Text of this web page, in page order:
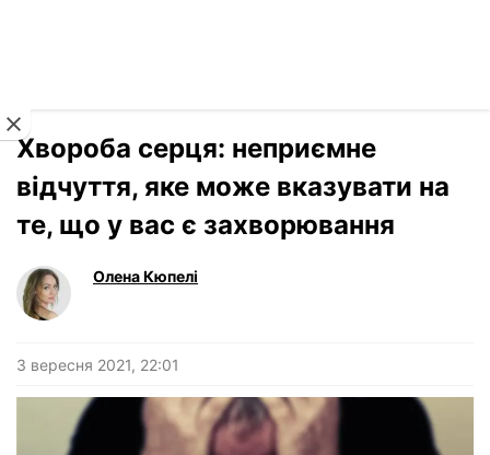
Хвороба серця: неприємне
відчуття, яке може вказувати на
те, що у вас є захворювання
Олена Кюпелі
3 вересня 2021, 22:01